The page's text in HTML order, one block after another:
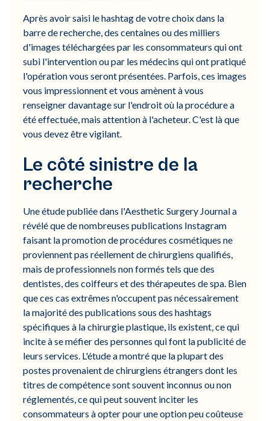
Après avoir saisi le hashtag de votre choix dans la
barre de recherche, des centaines ou des milliers
d'images téléchargées par les consommateurs qui ont
subi l'intervention ou par les médecins qui ont pratiqué
l'opération vous seront présentées. Parfois, ces images
vous impressionnent et vous amènent à vous
renseigner davantage sur l'endroit où la procédure a
été effectuée, mais attention à l'acheteur. C'est là que
vous devez être vigilant.
Le côté sinistre de la
recherche
Une étude publiée dans l'Aesthetic Surgery Journal a
révélé que de nombreuses publications Instagram
faisant la promotion de procédures cosmétiques ne
proviennent pas réellement de chirurgiens qualifiés,
mais de professionnels non formés tels que des
dentistes, des coiffeurs et des thérapeutes de spa. Bien
que ces cas extrêmes n'occupent pas nécessairement
la majorité des publications sous des hashtags
spécifiques à la chirurgie plastique, ils existent, ce qui
incite à se méfier des personnes qui font la publicité de
leurs services. L'étude a montré que la plupart des
postes provenaient de chirurgiens étrangers dont les
titres de compétence sont souvent inconnus ou non
réglementés, ce qui peut souvent inciter les
consommateurs à opter pour une option peu coûteuse